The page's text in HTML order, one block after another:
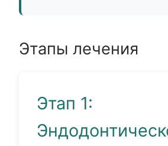
Этапы лечения
Этап 1: